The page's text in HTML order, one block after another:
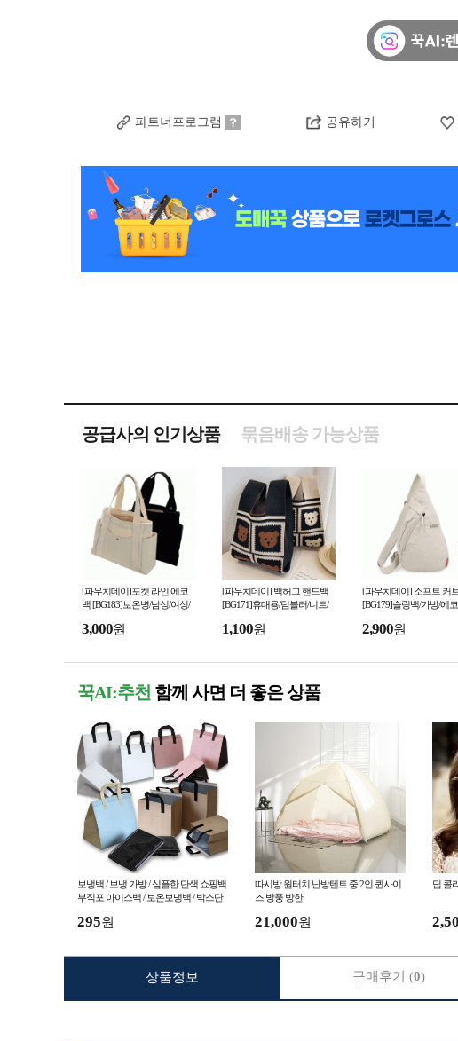
파트너프로그램 공유하기
공급사의 인기상품 묶음배송 가능상품
[파우치데이]포켓 라인 에코
백 [BG183]보온병/남성/여성/
방/핸드폰/캔버스
3,000원
[파우치데이] 백허그 핸드백
[BG171]휴대용/텀블러/니트/
니/다용도/여행용
1,100원
[파우치데이] 소프트 커
[BG179]슬링백/가방/에
남성/여성/백팩/수납
2,900원
꾹AI:추천 함께 사면 더 좋은 상품
보냉백 / 보냉 가방 / 심플한 단색 쇼핑백
부직포 아이스백 / 보온보냉백 / 박스단
295원
따시방 원터치 난방텐트 중 2인 퀸사이
즈 방풍 방한
21,000원
딥 콜
상품정보 구매후기 (0)